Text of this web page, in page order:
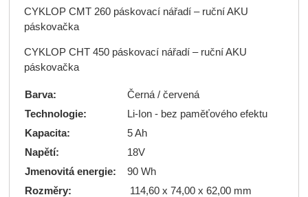
CYKLOP CMT 260 páskovací nářadí – ruční AKU
páskovačka
CYKLOP CHT 450 páskovací nářadí – ruční AKU
páskovačka
Barva:
Černá / červená
Technologie:
Li-Ion - bez paměťového efektu
Kapacita:
5 Ah
Napětí:
18V
Jmenovitá energie:
90 Wh
Rozměry:
114,60 x 74,00 x 62,00 mm